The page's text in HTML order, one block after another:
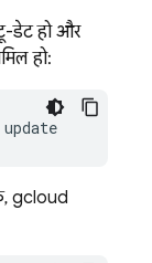
डेट हो और
हो:
gcloud